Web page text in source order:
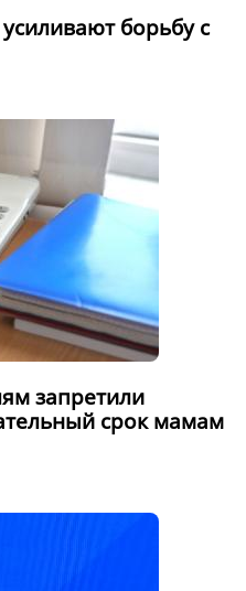
борьбу с
запретили
срок мамам